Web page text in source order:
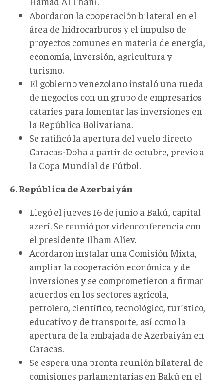
Abordaron la cooperación bilateral en el
área de hidrocarburos y el impulso de
proyectos comunes en materia de energía,
economía, inversión, agricultura y
turismo.
El gobierno venezolano instaló una rueda
de negocios con un grupo de empresarios
cataríes para fomentar las inversiones en
la República Bolivariana.
Se ratificó la apertura del vuelo directo
Caracas-Doha a partir de octubre, previo a
la Copa Mundial de Fútbol.
6. República de Azerbaiyán
Llegó el jueves 16 de junio a Bakú, capital
azerí. Se reunió por videoconferencia con
el presidente Ilham Alíev.
Acordaron instalar una Comisión Mixta,
ampliar la cooperación económica y de
inversiones y se comprometieron a firmar
acuerdos en los sectores agrícola,
petrolero, científico, tecnológico, turístico,
educativo y de transporte, así como la
apertura de la embajada de Azerbaiyán en
Caracas.
Se espera una pronta reunión bilateral de
comisiones parlamentarias en Bakú en el